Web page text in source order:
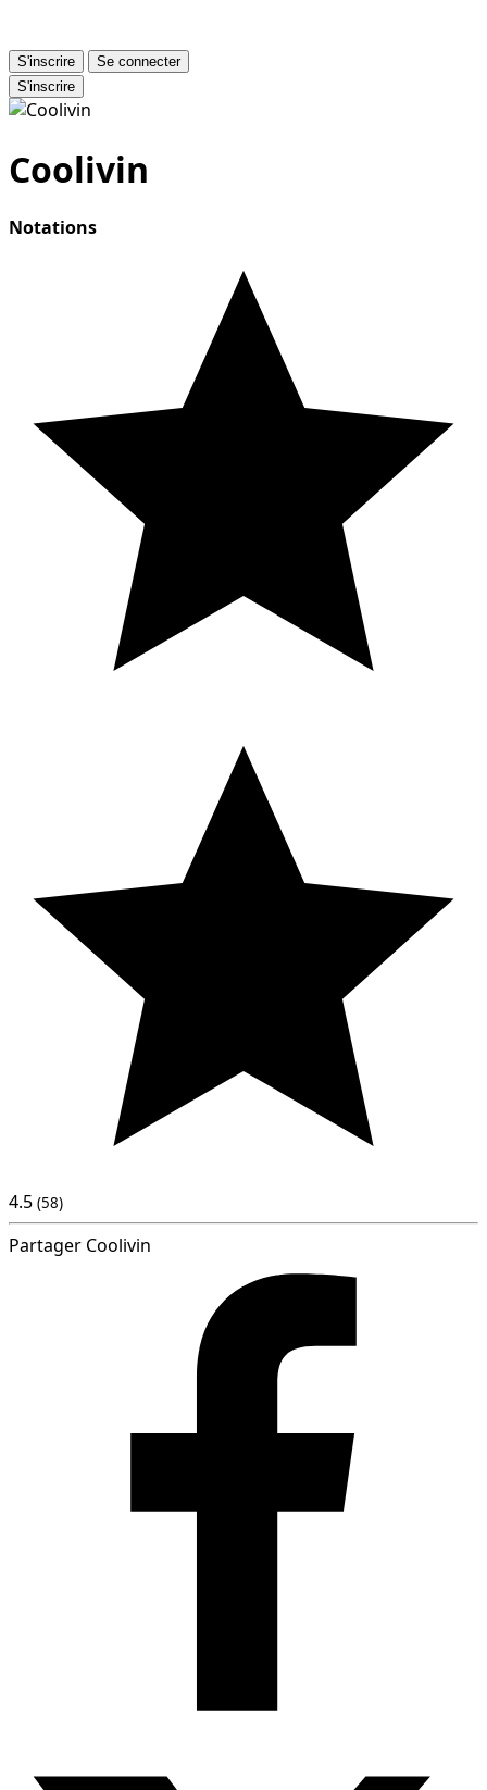
S'inscrire
Se connecter
S'inscrire
Coolivin
Notations
4.5 (58)
Partager Coolivin